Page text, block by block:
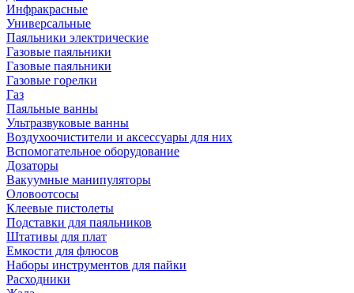
Инфракрасные
Универсальные
Паяльники электрические
Газовые паяльники
Газовые паяльники
Газовые горелки
Газ
Паяльные ванны
Ультразвуковые ванны
Воздухоочистители и аксессуары для них
Вспомогательное оборудование
Дозаторы
Вакуумные манипуляторы
Оловоотсосы
Клеевые пистолеты
Подставки для паяльников
Штативы для плат
Емкости для флюсов
Наборы инструментов для пайки
Расходники